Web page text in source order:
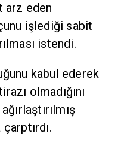
arz eden
işlediği sabit
istendi.
kabul ederek
olmadığını